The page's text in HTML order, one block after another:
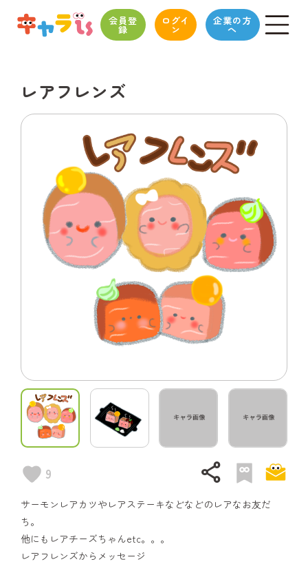
会員登
録
ログイ
ン
企業の方
へ
レアフレンズ
9 share
サーモンレアカツやレアステーキなどなどのレアなお友だ
ち。
他にもレアチーズちゃんetc。。。
レアフレンズからメッセージ